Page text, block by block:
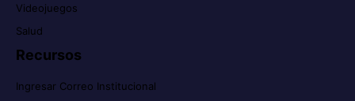
Videojuegos
Salud
Recursos
Ingresar Correo Institucional